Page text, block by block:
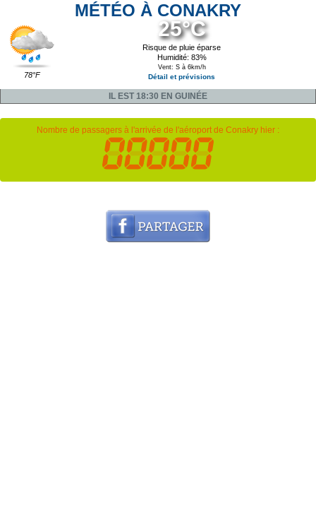
MÉTÉO À CONAKRY
78°F
25°C
Risque de pluie éparse
Humidité: 83%
Vent: S à 6km/h
Détail et prévisions
IL EST 18:30 EN GUINÉE
Nombre de passagers à l'arrivée de l'aéroport de Conakry hier :